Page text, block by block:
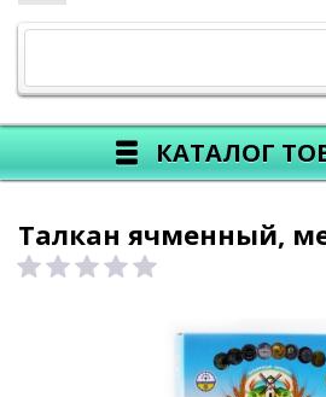
КАТАЛОГ
Талкан ячменный,